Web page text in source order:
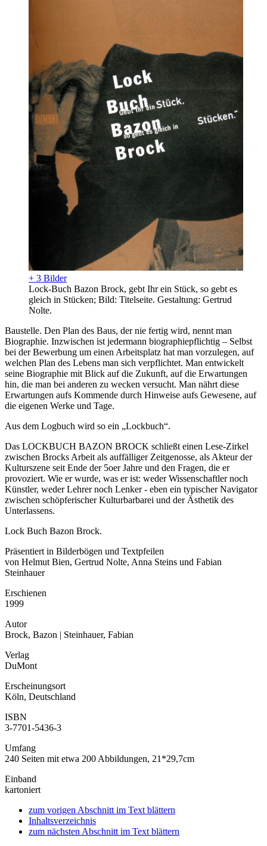
+ 3 Bilder
Lock-Buch Bazon Brock, gebt Ihr ein Stück, so gebt es
gleich in Stücken; Bild: Titelseite. Gestaltung: Gertrud
Nolte.
Baustelle. Den Plan des Baus, der nie fertig wird, nennt man
Biographie. Inzwischen ist jedermann biographiepflichtig – Selbst
bei der Bewerbung um einen Arbeitsplatz hat man vorzulegen, auf
welchen Plan des Lebens man sich verpflichtet. Man entwickelt
seine Biographie mit Blick auf die Zukunft, auf die Erwartungen
hin, die man bei anderen zu wecken versucht. Man nährt diese
Erwartungen aufs Kommende durch Hinweise aufs Gewesene, auf
die eigenen Werke und Tage.
Aus dem Logbuch wird so ein „Lockbuch“.
Das LOCKBUCH BAZON BROCK schließt einen Lese-Zirkel
zwischen Brocks Arbeit als auffälliger Zeitgenosse, als Akteur der
Kulturszene seit Ende der 5oer Jahre und den Fragen, die er
provoziert. Wie er wurde, was er ist: weder Wissenschaftler noch
Künstler, weder Lehrer noch Lenker - eben ein typischer Navigator
zwischen schöpferischer Kulturbarbarei und der Ästhetik des
Unterlassens.
Lock Buch Bazon Brock.
Präsentiert in Bilderbögen und Textpfeilen
von Helmut Bien, Gertrud Nolte, Anna Steins und Fabian
Steinhauer
Erschienen
1999
Autor
Brock, Bazon | Steinhauer, Fabian
Verlag
DuMont
Erscheinungsort
Köln, Deutschland
ISBN
3-7701-5436-3
Umfang
240 Seiten mit etwa 200 Abbildungen, 21*29,7cm
Einband
kartoniert
zum vorigen Abschnitt im Text blättern
Inhaltsverzeichnis
zum nächsten Abschnitt im Text blättern